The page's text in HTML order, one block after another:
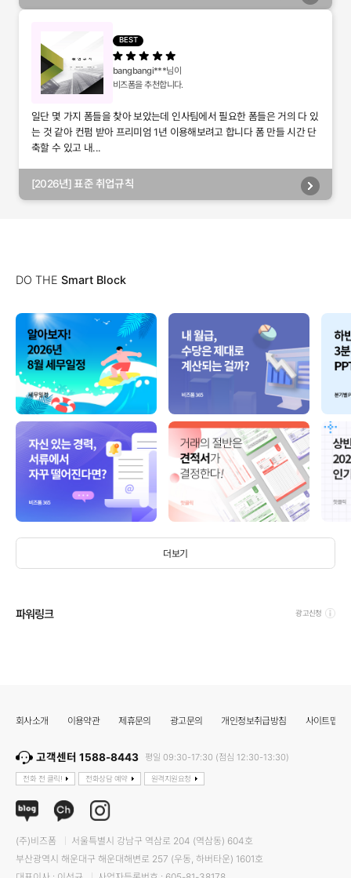
BEST
bangbangi***님이
비즈폼을 추천합니다.
일단 몇 가지 폼들을 찾아 보았는데 인사팀에서 필요한 폼들은 거의 다 있
는 것 같아 컨펌 받아 프리미엄 1년 이용해보려고 합니다 폼 만들 시간 단
축할 수 있고 내...
[2026년] 표준 취업규칙
DO THE Smart Block
더보기
파워링크 광고신청
회사소개 이용약관 제휴문의 광고문의 개인정보취급방침 사이트맵
고객센터 1588-8443 평일 09:30-17:30 (점심 12:30-13:30)
전화 전 클릭! 전화상담 예약 원격지원요청
(주)비즈폼
서울특별시 강남구 역삼로 204 (역삼동) 604호
부산광역시 해운대구 해운대해변로 257 (우동, 하버타운) 1601호